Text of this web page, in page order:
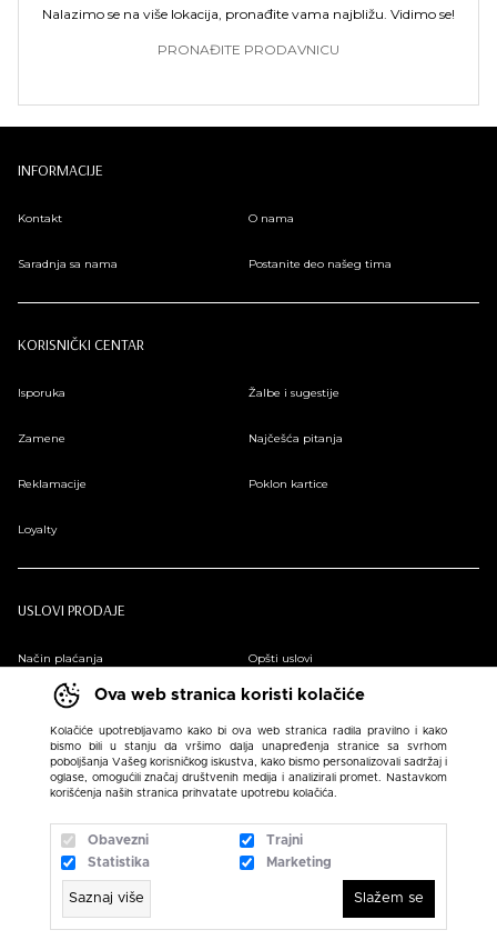
Ova web stranica koristi kolačiće
Kolačiće upotrebljavamo kako bi ova web stranica radila pravilno i kako
bismo bili u stanju da vršimo dalja unapređenja stranice sa svrhom
poboljšanja Vašeg korisničkog iskustva, kako bismo personalizovali sadržaj i
oglase, omogućili značaj društvenih medija i analizirali promet. Nastavkom
korišćenja naših stranica prihvatate upotrebu kolačića.
Obavezni
Trajni
Statistika
Marketing
Saznaj više Slažem se
Nalazimo se na više lokacija, pronađite vama najbližu. Vidimo se!
PRONAĐITE PRODAVNICU
INFORMACIJE
Kontakt O nama
Saradnja sa nama Postanite deo našeg tima
KORISNIČKI CENTAR
Isporuka Žalbe i sugestije
Zamene Najčešća pitanja
Reklamacije Poklon kartice
Loyalty
USLOVI PRODAJE
Način plaćanja Opšti uslovi
Plaćanje na rate Pravilnik o zaštiti podataka o ličnosti
Sindikalna prodaja